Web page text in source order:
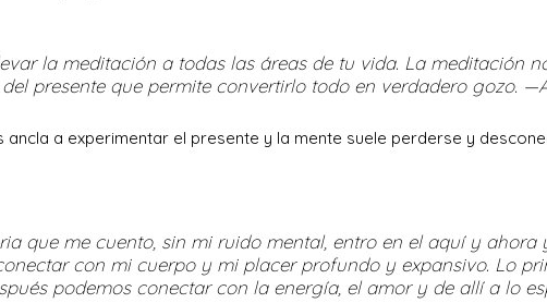
la meditación a todas las áreas de tu vida. La meditación
presente que permite convertirlo todo en verdadero gozo.
ancla a experimentar el presente y la mente suele perderse y
que me cuento, sin mi ruido mental, entro en el aquí y ahora
con mi cuerpo y mi placer profundo y expansivo. Lo
podemos conectar con la energía, el amor y de allí a lo